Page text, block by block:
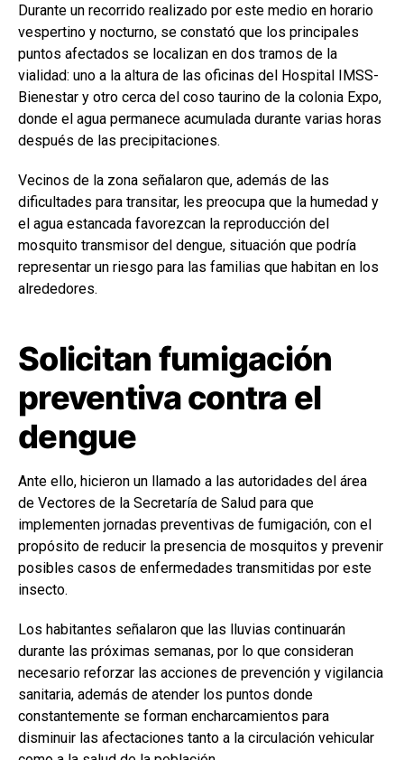
Durante un recorrido realizado por este medio en horario
vespertino y nocturno, se constató que los principales
puntos afectados se localizan en dos tramos de la
vialidad: uno a la altura de las oficinas del Hospital IMSS-
Bienestar y otro cerca del coso taurino de la colonia Expo,
donde el agua permanece acumulada durante varias horas
después de las precipitaciones.
Vecinos de la zona señalaron que, además de las
dificultades para transitar, les preocupa que la humedad y
el agua estancada favorezcan la reproducción del
mosquito transmisor del dengue, situación que podría
representar un riesgo para las familias que habitan en los
alrededores.
Solicitan fumigación
preventiva contra el
dengue
Ante ello, hicieron un llamado a las autoridades del área
de Vectores de la Secretaría de Salud para que
implementen jornadas preventivas de fumigación, con el
propósito de reducir la presencia de mosquitos y prevenir
posibles casos de enfermedades transmitidas por este
insecto.
Los habitantes señalaron que las lluvias continuarán
durante las próximas semanas, por lo que consideran
necesario reforzar las acciones de prevención y vigilancia
sanitaria, además de atender los puntos donde
constantemente se forman encharcamientos para
disminuir las afectaciones tanto a la circulación vehicular